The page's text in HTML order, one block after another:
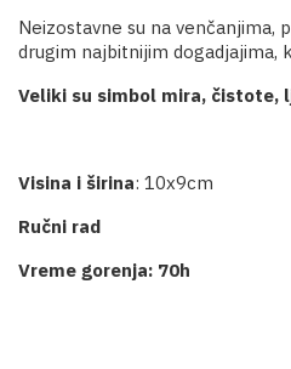
Neizostavne su na venčanjima,
drugim najbitnijim dogadjajima,
Veliki su simbol mira, čistote,
Visina i širina: 10x9cm
Ručni rad
Vreme gorenja: 70h